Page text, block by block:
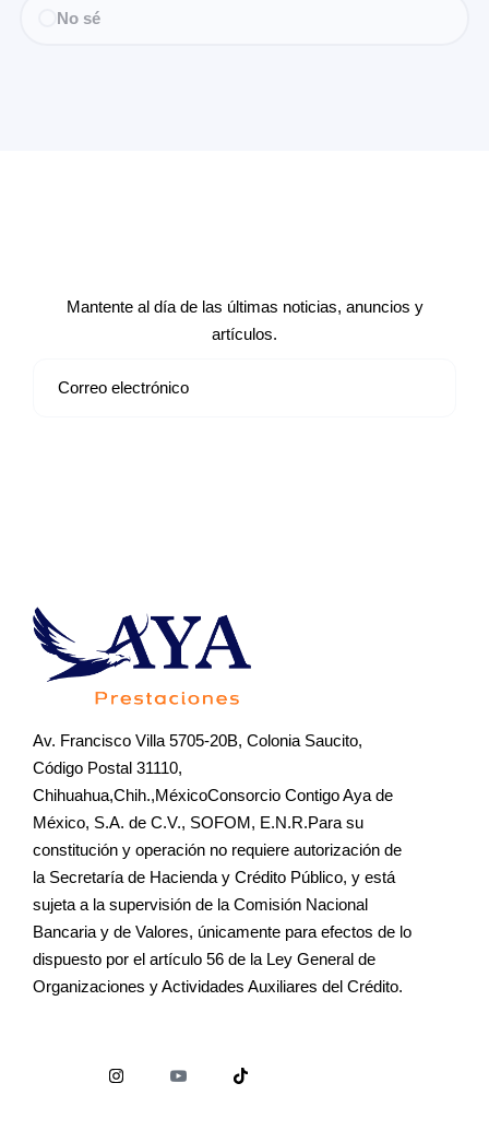
No sé
Mantente al día de las últimas noticias, anuncios y
artículos.
Av. Francisco Villa 5705-20B, Colonia Saucito,
Código Postal 31110,
Chihuahua,Chih.,MéxicoConsorcio Contigo Aya de
México, S.A. de C.V., SOFOM, E.N.R.Para su
constitución y operación no requiere autorización de
la Secretaría de Hacienda y Crédito Público, y está
sujeta a la supervisión de la Comisión Nacional
Bancaria y de Valores, únicamente para efectos de lo
dispuesto por el artículo 56 de la Ley General de
Organizaciones y Actividades Auxiliares del Crédito.